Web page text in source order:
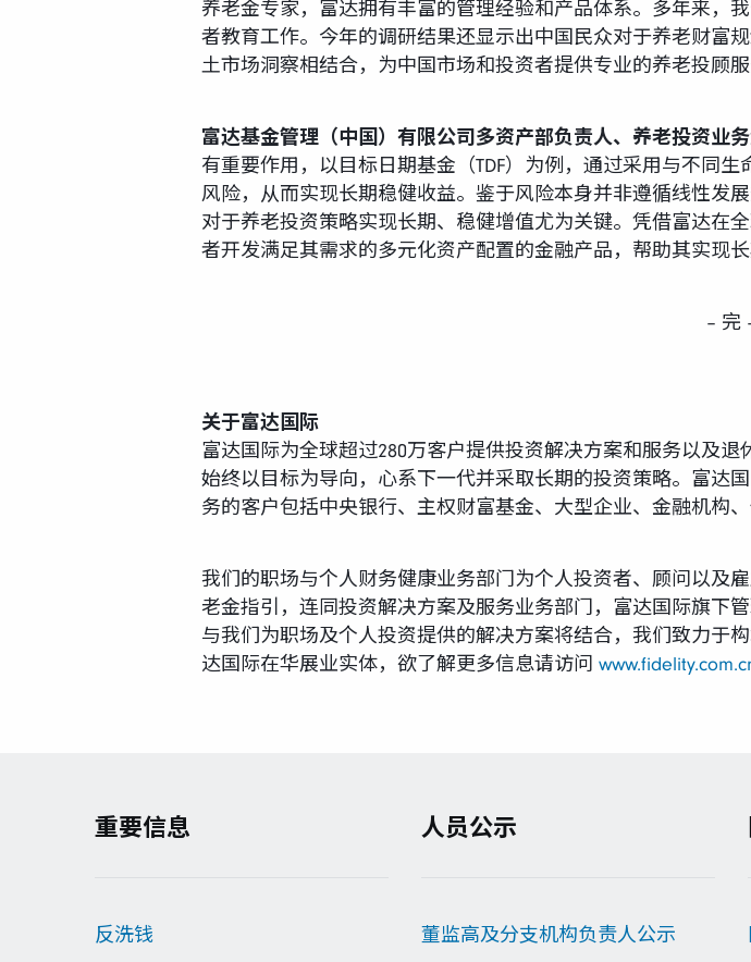
养老金专家，富达拥有丰富的管理经验和产品体系。多年来，
者教育工作。今年的调研结果还显示出中国民众对于养老财富
土市场洞察相结合，为中国市场和投资者提供专业的养老投顾
富达基金管理（中国）有限公司多资产部负责人、养老投资业
有重要作用，以目标日期基金（TDF）为例，通过采用与不同
风险，从而实现长期稳健收益。鉴于风险本身并非遵循线性发
对于养老投资策略实现长期、稳健增值尤为关键。凭借富达在
者开发满足其需求的多元化资产配置的金融产品，帮助其实现
– 完
关于富达国际
富达国际为全球超过280万客户提供投资解决方案和服务以及
始终以目标为导向，心系下一代并采取长期的投资策略。富达
务的客户包括中央银行、主权财富基金、大型企业、金融机构
我们的职场与个人财务健康业务部门为个人投资者、顾问以及
老金指引，连同投资解决方案及服务业务部门，富达国际旗下
与我们为职场及个人投资提供的解决方案将结合，我们致力于
达国际在华展业实体，欲了解更多信息请访问
重要信息
反洗钱
人员公示
董监高及分支机构负责人公示